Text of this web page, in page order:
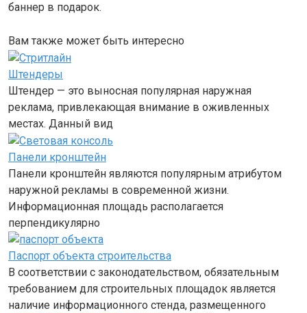
баннер в подарок.
Вам также может быть интересно
Штендеры
Штендер — это выносная популярная наружная
реклама, привлекающая внимание в оживленных
местах. Данный вид
Панели кронштейн
Панели кронштейн являются популярным атрибутом
наружной рекламы в современной жизни.
Информационная площадь располагается
перпендикулярно
Паспорт объекта строительства
В соответствии с законодательством, обязательным
требованием для строительных площадок является
наличие информационного стенда, размещенного